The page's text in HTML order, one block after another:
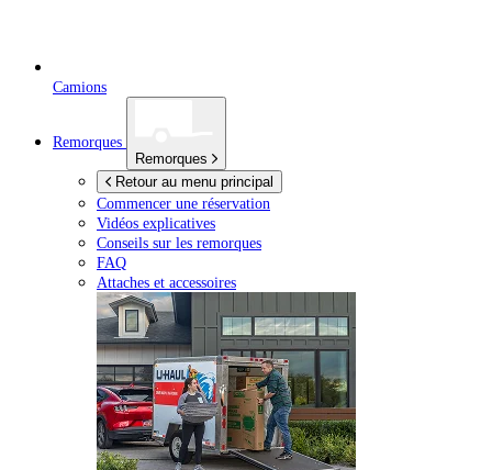
Camions
Remorques
Remorques
Retour au menu principal
Commencer une réservation
Vidéos explicatives
Conseils sur les remorques
FAQ
Attaches et accessoires